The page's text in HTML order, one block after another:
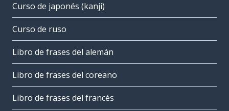
Curso de japonés (kanji)
Curso de ruso
Libro de frases del alemán
Libro de frases del coreano
Libro de frases del francés